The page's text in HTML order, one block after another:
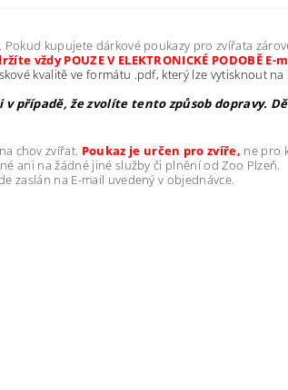
kupujete dárkové poukazy pro zvířata
vždy POUZE V ELEKTRONICKÉ PODOBĚ
kvalitě ve formátu .pdf, který lze vytisknout na
případě, že zvolíte tento způsob dopravy.
chov zvířat. Poukaz je určen pro zvíře, ne pro
ani na žádné jiné služby či plnění od Zoo Plzeň.
zaslán na E-mail uvedený v objednávce.